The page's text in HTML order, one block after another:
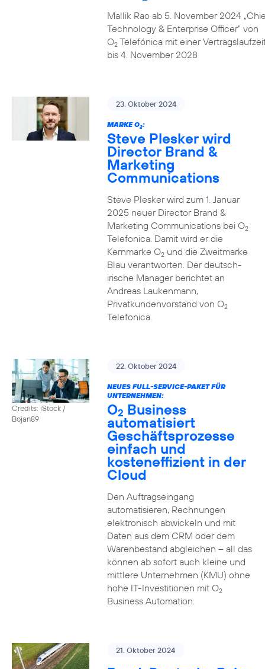
Mallik Rao ab 5. November 2024
Technology & Enterprise Officer” von
O2Telefónica mit einer
bis 4. November 2028
23. Oktober 2024
MARKE O2:
Steve Plesker wird
Director Brand &
Marketing
Communications
Steve Plesker wird zum 1. Januar
2025 neuer Director Brand &
Marketing Communications bei O2
Telefonica. Damit wird er die
Kernmarke O2und die Zweitmarke
Blau verantworten. Der deutsch-
irische Manager berichtet an
Andreas Laukenmann,
Privatkundenvorstand von O2
Telefonica.
Credits: iStock /
Bojan89
22. Oktober 2024
NEUES FULL-SERVICE-PAKET FÜR
UNTERNEHMEN:
O2 Business
automatisiert
Geschäftsprozesse
einfach und
kosteneffizient in der
Cloud
Den Auftragseingang
automatisieren, Rechnungen
elektronisch abwickeln und mit
Daten aus dem CRM oder dem
Warenbestand abgleichen – all das
können ab sofort auch kleine und
mittlere Unternehmen (KMU) ohne
hohe IT-Investitionen mit O2
Business Automation.
21. Oktober 2024